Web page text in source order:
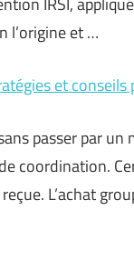
l’origine et …
et conseils
passer par un
coordination.
L’achat